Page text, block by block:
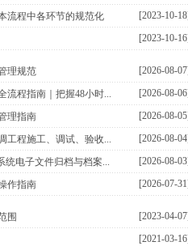
流程中各环节的规范化 [2023-10-18]
[2023-10-16]
理规范 [2026-08-07]
流程指南｜把握48小时... [2026-08-06]
理指南 [2026-08-05]
工程施工、调试、验收... [2026-08-04]
统电子文件归档与档案... [2026-08-03]
作指南 [2026-07-31]
围 [2023-04-07]
[2021-03-16]